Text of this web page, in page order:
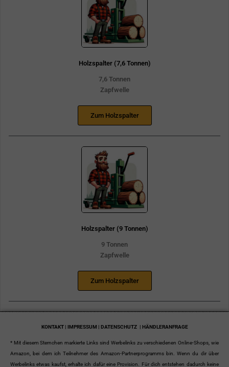
Holzspalter (7,6 Tonnen)
7,6 Tonnen
Zapfwelle
Zum Holzspalter
Holzspalter (9 Tonnen)
9 Tonnen
Zapfwelle
Zum Holzspalter
KONTAKT | IMPRESSUM | DATENSCHUTZ | HÄNDLERANFRAGE
* Mit diesem Sternchen markierte Links sind Werbelinks zu verschiedenen Online-Shops, wie
Amazon, bei dem ich Teilnehmer des Amazon-Partnerprogramms bin. Wenn du dir über
Werbelinks etwas kaufst, erhalte ich dafür eine Provision. Für dich entstehen dadurch keine